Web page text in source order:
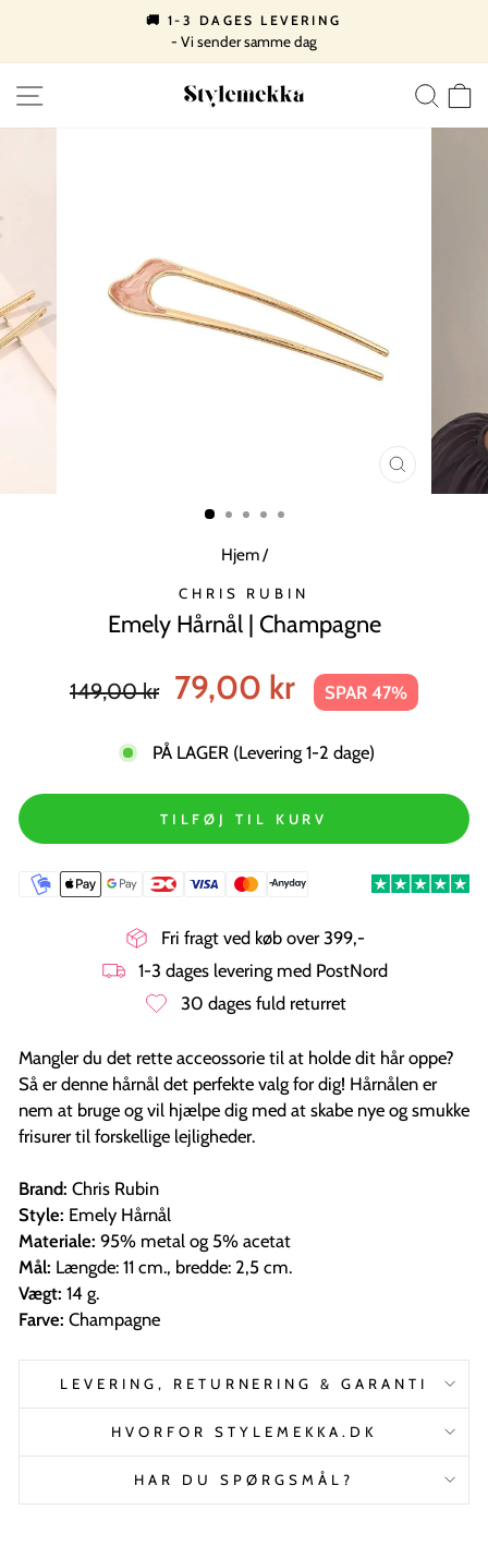
indhold
Pause
🚚 1-3 DAGES LEVERING
- Vi sender samme dag
SIDE NAVIGATION
LUK
MODUL
Hjem/
CHRIS RUBIN
Emely Hårnål | Champagne
pris
149,00 kr
Tilbudspris
79,00 kr SPAR 47%
PÅ LAGER (Levering 1-2 dage)
TILFØJ TIL KURV
Fri fragt ved køb over 399,-
1-3 dages levering med PostNord
30 dages fuld returret
Mangler du det rette acceossorie til at holde dit hår oppe?
Så er denne hårnål det perfekte valg for dig! Hårnålen er
nem at bruge og vil hjælpe dig med at skabe nye og smukke
frisurer til forskellige lejligheder.
Brand: Chris Rubin
Style: Emely Hårnål
Materiale: 95% metal og 5% acetat
Mål: Længde: 11 cm., bredde: 2,5 cm.
Vægt: 14 g.
Farve: Champagne
LEVERING, RETURNERING & GARANTI
HVORFOR STYLEMEKKA.DK
HAR DU SPØRGSMÅL?